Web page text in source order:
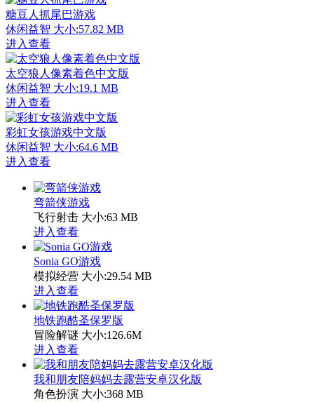
糖豆人抓尾巴游戏
休闲益智 大小:57.82 MB
进入查看
太空狼人像素着色中文版
休闲益智 大小:19.1 MB
进入查看
彩虹女孩游戏中文版
休闲益智 大小:64.6 MB
进入查看
弯箭侠游戏
飞行射击 大小:63 MB
进入查看
Sonia GO游戏
模拟经营 大小:29.54 MB
进入查看
地铁跑酷圣保罗版
冒险解谜 大小:126.6M
进入查看
我和朋友陪妈妈去露营安卓汉化版
角色扮演 大小:368 MB